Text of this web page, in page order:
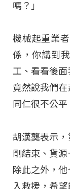
嗎？」
機械起重業
係，你講到
工、看看後面
竟然說我們
同仁很不公平
胡漢龑表示
剛結束、貨
除此之外，
入救援，希